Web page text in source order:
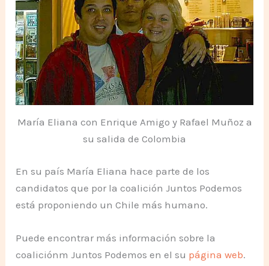
María Eliana con Enrique Amigo y Rafael Muñoz a
su salida de Colombia
En su país María Eliana hace parte de los
candidatos que por la coalición Juntos Podemos
está proponiendo un Chile más humano.
Puede encontrar más información sobre la
coaliciónm Juntos Podemos en el su página web.